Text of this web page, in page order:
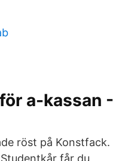
a-kassan -
röst på Konstfack.
får du